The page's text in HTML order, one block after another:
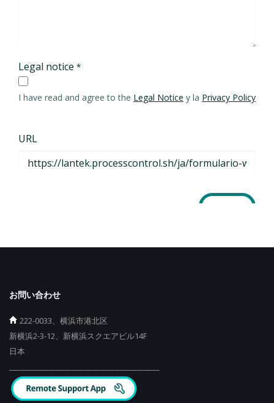
お問い合わせ
222-0033、横浜市港北区
新横浜2-3-12、新横浜スクエアビル14F
日本